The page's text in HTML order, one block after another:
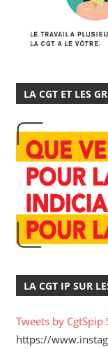
LA CGT ET LES
LA CGT IP SUR
Tweets by CgtSpip
https://